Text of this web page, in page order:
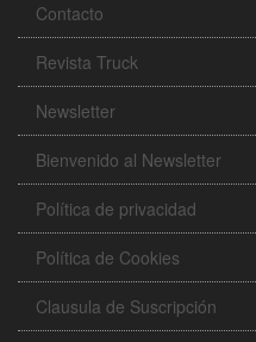
Contacto
Revista Truck
Newsletter
Bienvenido al Newsletter
Política de privacidad
Política de Cookies
Clausula de Suscripción